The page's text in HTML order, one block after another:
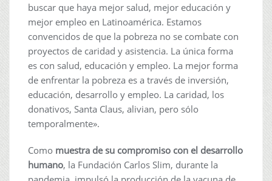
buscar que haya mejor salud, mejor educación y
mejor empleo en Latinoamérica. Estamos
convencidos de que la pobreza no se combate con
proyectos de caridad y asistencia. La única forma
es con salud, educación y empleo. La mejor forma
de enfrentar la pobreza es a través de inversión,
educación, desarrollo y empleo. La caridad, los
donativos, Santa Claus, alivian, pero sólo
temporalmente».
Como muestra de su compromiso con el desarrollo
humano, la Fundación Carlos Slim, durante la